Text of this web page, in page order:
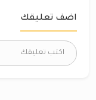
اضف تعليقك